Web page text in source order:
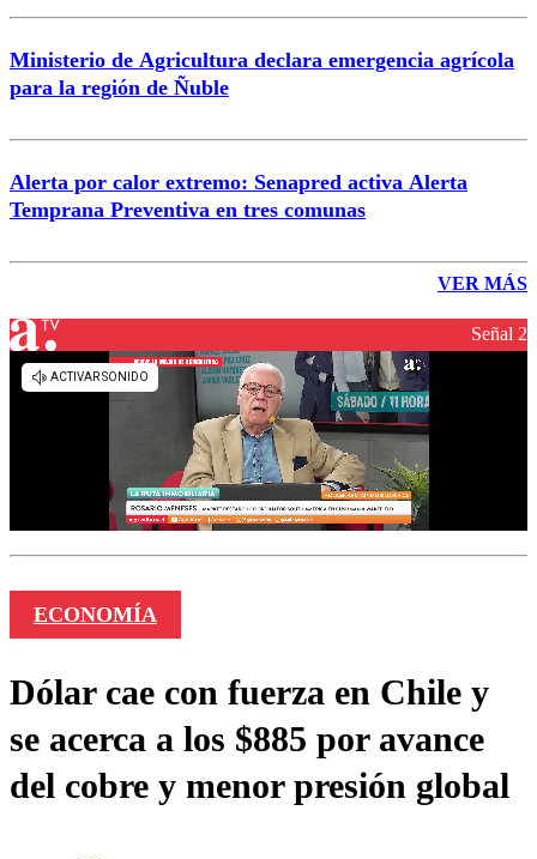
Ministerio de Agricultura declara emergencia agrícola
para la región de Ñuble
Alerta por calor extremo: Senapred activa Alerta
Temprana Preventiva en tres comunas
VER MÁS
Señal 2
ECONOMÍA
Dólar cae con fuerza en Chile y
se acerca a los $885 por avance
del cobre y menor presión global